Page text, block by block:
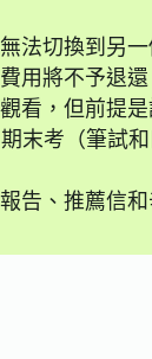
法切換到另一
用將不予退還
看，但前提
末考（筆試
告、推薦信和